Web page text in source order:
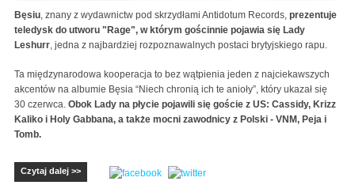
Bęsiu , znany z wydawnictw pod skrzydłami Antidotum Records, prezentuje
teledysk do utworu "Rage", w którym gościnnie pojawia się Lady
Leshurr , jedna z najbardziej rozpoznawalnych postaci brytyjskiego rapu.
Ta międzynarodowa kooperacja to bez wątpienia jeden z najciekawszych
akcentów na albumie Bęsia “Niech chronią ich te anioły”, który ukazał się
30 czerwca. Obok Lady na płycie pojawili się goście z US: Cassidy, Krizz
Kaliko i Holy Gabbana, a także mocni zawodnicy z Polski - VNM, Peja i
Tomb.
Czytaj dalej >>